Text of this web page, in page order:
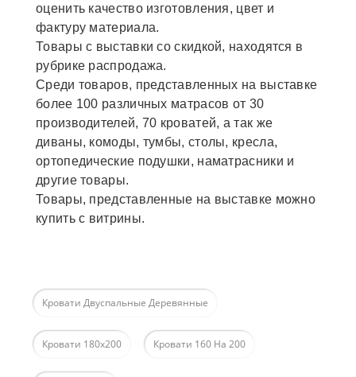
оценить качество изготовления, цвет и
фактуру материала.
Товары с выставки со скидкой, находятся в
рубрике распродажа.
Среди товаров, представленных на выставке
более 100 различных матрасов от 30
производителей, 70 кроватей, а так же
диваны, комоды, тумбы, столы, кресла,
ортопедические подушки, наматрасники и
другие товары.
Товары, представленные на выставке можно
купить с витрины.
Кровати Двуспальные Деревянные
Кровати 180х200 Кровати 160 На 200